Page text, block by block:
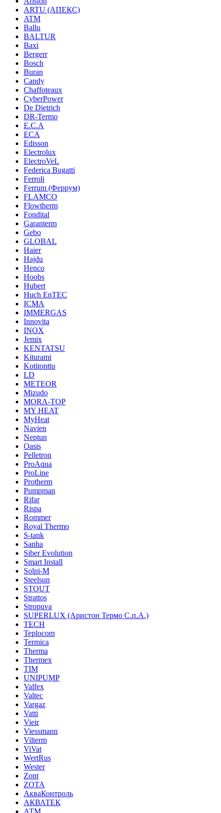
ARTU (АПЕКС)
ATM
Ballu
BALTUR
Baxi
Bergerr
Bosch
Buran
Candy
Chaffoteaux
CyberPower
De Dietrich
DR-Termo
E.C.A
ECA
Edisson
Electrolux
ElectroVeL
Federica Bugatti
Ferroli
Ferrum (Феррум)
FLAMCO
Flowtherm
Fondital
Garanterm
Gebo
GLOBAL
Haier
Hajdu
Henco
Hoobs
Hubert
Huch EnTEC
ICMA
IMMERGAS
Innovita
INOX
Jemix
KENTATSU
Kiturami
Kotitonttu
LD
METEOR
Mizudo
MORA-TOP
MY HEAT
MyHeat
Navien
Neptun
Oasis
Pelletron
ProAqua
ProLine
Protherm
Pumpman
Rifar
Rispa
Rommer
Royal Thermo
S-tank
Sanha
Siber Evolution
Smart Install
Solpi-M
Steelsun
STOUT
Strattos
Stropuva
SUPERLUX (Аристон Термо С.п.А.)
TECH
Teplocom
Termica
Therma
Thermex
TIM
UNIPUMP
Valfex
Valtec
Vargaz
Vatti
Vieir
Viessmann
Vilterm
ViVat
WertRus
Wester
Zont
ZOTA
АкваКонтроль
АКВАТЕК
АТМ